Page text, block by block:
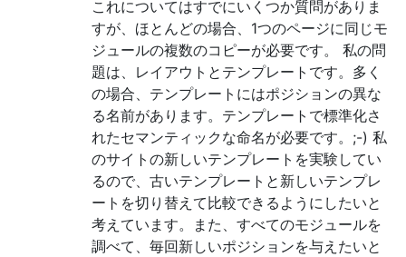
これについてはすでにいくつか質問がありま
すが、ほとんどの場合、1つのページに同じモ
ジュールの複数のコピーが必要です。 私の問
題は、レイアウトとテンプレートです。多く
の場合、テンプレートにはポジションの異な
る名前があります。テンプレートで標準化さ
れたセマンティックな命名が必要です。;-) 私
のサイトの新しいテンプレートを実験してい
るので、古いテンプレートと新しいテンプレ
ートを切り替えて比較できるようにしたいと
考えています。また、すべてのモジュールを
調べて、毎回新しいポジションを与えたいと